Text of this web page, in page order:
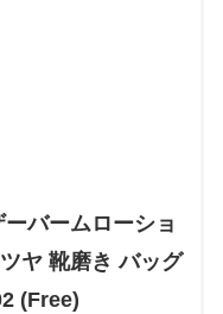
バームローショ
ヤ 靴磨き バッグ
(Free)